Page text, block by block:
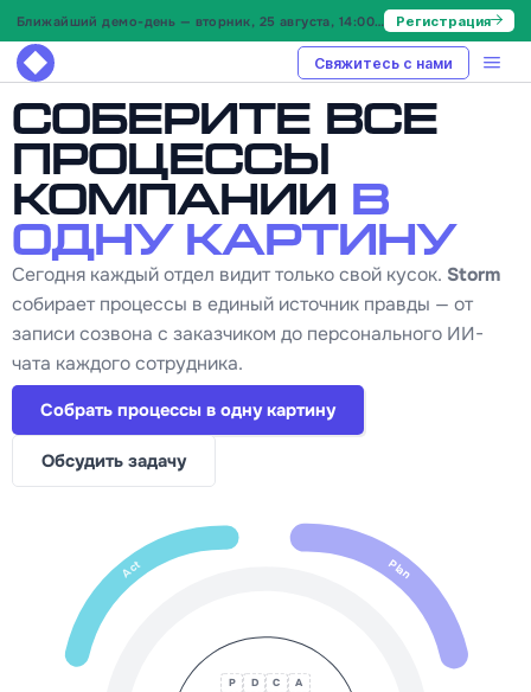
Ближайший демо-день — вторник, 25 августа, 14:00 МСК Регистрация
Свяжитесь с нами
Соберите все
процессы
компании
в
одну картину
Сегодня каждый отдел видит только свой кусок. Storm
собирает процессы в единый источник правды — от
записи созвона с заказчиком до персонального ИИ-
чата каждого сотрудника.
Собрать процессы в одну картину
Обсудить задачу
Plan
Act
P D C A